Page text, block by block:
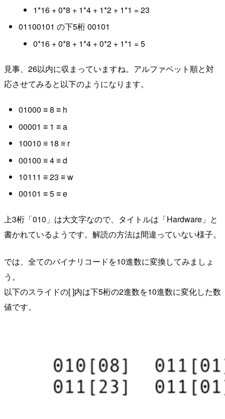
1*16 + 0*8 + 1*4 + 1*2 + 1*1 = 23
01100101 の下5桁 00101
0*16 + 0*8 + 1*4 + 0*2 + 1*1 = 5
見事、26以内に収まっていますね。アルファベット順と対
応させてみると以下のようになります。
01000 ≡ 8 ≡ h
00001 ≡ 1 ≡ a
10010 ≡ 18 ≡ r
00100 ≡ 4 ≡ d
10111 ≡ 23 ≡ w
00101 ≡ 5 ≡ e
上3桁「010」は大文字なので、タイトルは「Hardware」と
書かれているようです。解読の方法は間違っていない様子。
では、全てのバイナリコードを10進数に変換してみましょ
う。
以下のスライドの[ ]内は下5桁の2進数を10進数に変化した数
値です。